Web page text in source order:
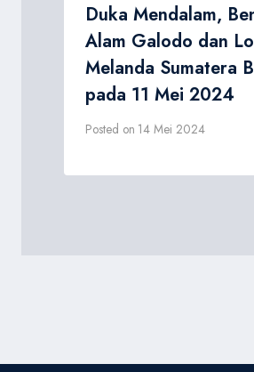
Duka Mendalam,
Alam Galodo dan
Melanda Sumatera
pada 11 Mei 2024
Posted on 14 Mei 2024